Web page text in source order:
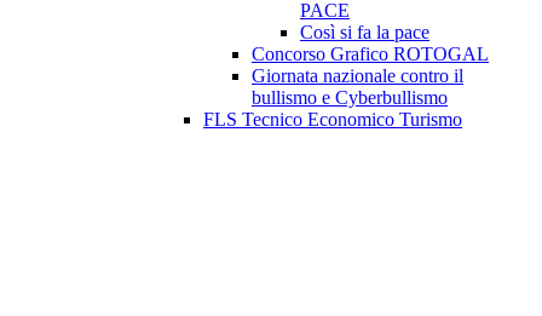
PACE
Così si fa la pace
Concorso Grafico ROTOGAL
Giornata nazionale contro il
bullismo e Cyberbullismo
FLS Tecnico Economico Turismo